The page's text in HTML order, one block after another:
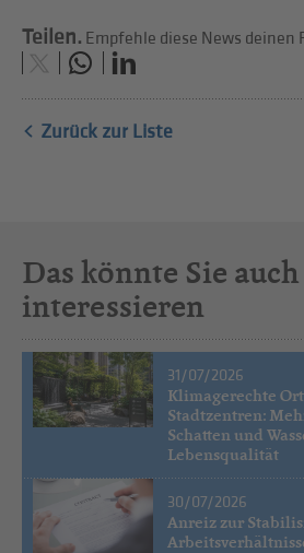
Teilen. Empfehle diese News deinen
Zurück zur Liste
Das könnte Sie auch
interessieren
31/07/2026
Klimagerechte
Stadtzentren:
Schatten und
Lebensqualität
30/07/2026
Anreiz zur